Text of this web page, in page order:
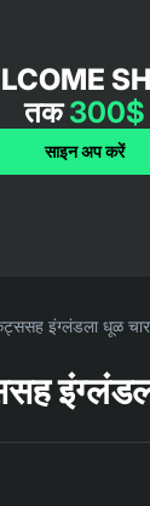
तक300$
साइन अप करें
इंग्लंडला धूळ
इंग्लंडला